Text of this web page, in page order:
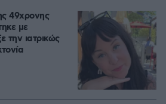
49χρονης
με
την ιατρικώς